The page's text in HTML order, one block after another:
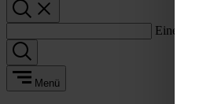
Einen
Menü